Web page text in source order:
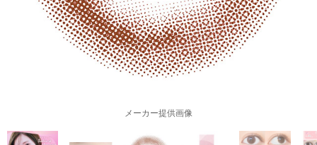
メーカー提供画像